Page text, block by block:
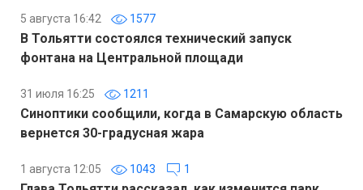
5 августа 16:42 1577
В Тольятти состоялся технический запуск
фонтана на Центральной площади
31 июля 16:25 1211
Синоптики сообщили, когда в Самарскую область
вернется 30-градусная жара
1 августа 12:05 1043 1